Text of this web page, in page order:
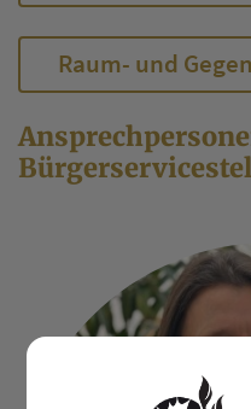
Raum- und